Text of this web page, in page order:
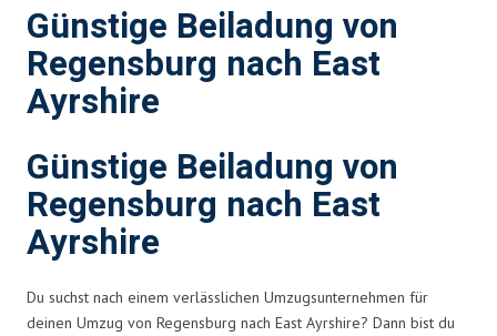
Günstige Beiladung von
Regensburg nach East
Ayrshire
Günstige Beiladung von
Regensburg nach East
Ayrshire
Du suchst nach einem verlässlichen Umzugsunternehmen für
deinen Umzug von Regensburg nach East Ayrshire? Dann bist du